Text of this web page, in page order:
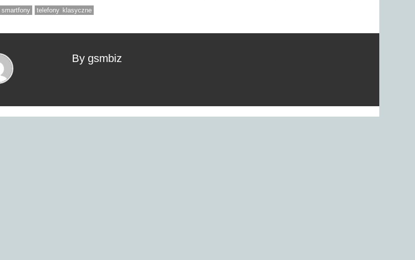
telefony klasyczne
By gsmbiz